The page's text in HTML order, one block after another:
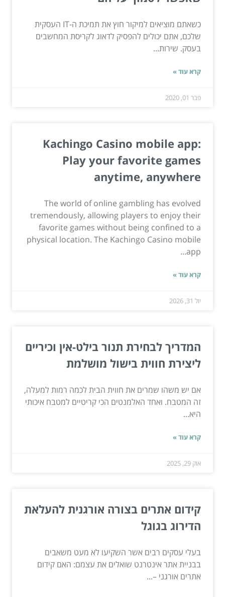
כשאתם מוציאים למיקור חוץ את תמיכת ה-IT העסקית
שלכם, אתם יכולים להפסיק לדאוג לקריסת המחשבים
בעסק. שירות...
קרא עוד »
פבר 01, 2020
Kachingo Casino mobile app:
Play your favorite games
anytime, anywhere
The world of online gambling has evolved
tremendously, allowing players to enjoy their
favorite games without being confined to a
physical location. The Kachingo Casino mobile
app...
קרא עוד »
יול 31, 2026
המדריך לבחירת תנור בילט-אין וכיריים
ליצירת חווית בישול מושלמת
אם יש משהו שמרים את חווית הבית לכמה רמות למעלה,
זה המטבח. ואחד האלמנטים הכי קריטיים למטבח איכותי
היא...
קרא עוד »
אוק 29, 2025
קידום אתרים בצורה אורגנית להעלאת
הדירוג בגוגל
בעלי עסקים רבים אשר השקיעו לא מעט משאבים
בבניית אתר אינטרנט שואלים את עצמם: האם קידום
אתרים אורגני –...